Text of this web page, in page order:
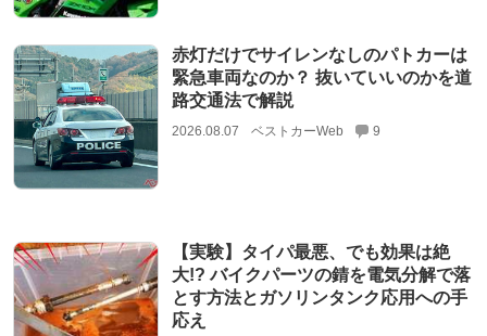
赤灯だけでサイレンなしのパトカーは
緊急車両なのか？ 抜いていいのかを道
路交通法で解説
2026.08.07 ベストカーWeb 9
【実験】タイパ最悪、でも効果は絶
大!? バイクパーツの錆を電気分解で落
とす方法とガソリンタンク応用への手
応え